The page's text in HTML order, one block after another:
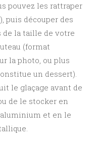
pouvez les rattraper
puis découper des
de la taille de votre
(format
la photo, ou plus
un dessert).
le glaçage avant de
de le stocker en
et en le